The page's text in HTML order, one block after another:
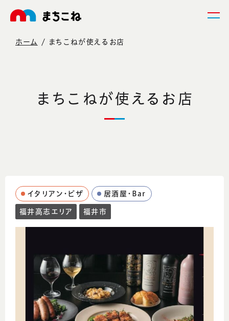
ホーム まちこねが使えるお店
まちこねが使えるお店
イタリアン・ピザ
居酒屋・Bar
福井高志エリア
福井市